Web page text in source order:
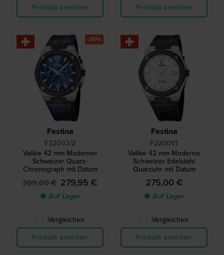
Produkt ansehen
Produkt ansehen
Festina
F22003/2
Vallée 42 mm Moderner
Schweizer Quarz-
Chronograph mit Datum
399,00 € 279,95 €
● Auf Lager
Vergleichen
Produkt ansehen
-30%
Festina
F22001/1
Vallée 42 mm Moderne
Schweizer Edelstahl
Quarzuhr mit Datum
275,00 €
● Auf Lager
Vergleichen
Produkt ansehen